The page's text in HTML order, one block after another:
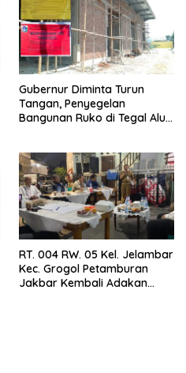
Gubernur Diminta Turun
Tangan, Penyegelan
Bangunan Ruko di Tegal Alur
RT. 004 RW. 05 Kel. Jelambar
Kec. Grogol Petamburan
Jakbar Kembali Adakan